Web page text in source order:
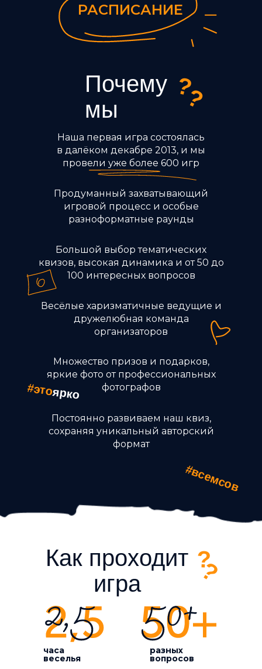
Почему
мы
?
Большой выбор тематических
квизов, высокая динамика и от 50 до
100 интересных вопросов
Постоянно развиваем наш квиз,
сохраняя уникальный авторский
формат
Продуманный захватывающий
игровой процесс и особые
разноформатные раунды
Наша первая игра состоялась
в далёком декабре 2013, и мы
провели уже более 600 игр
Множество призов и подарков,
яркие фото от профессиональных
фотографов
Весёлые харизматичные ведущие и
дружелюбная команда
организаторов
?
часа
веселья
разных
вопросов
РАСПИСАНИЕ
Как проходит
игра
?
?
#всемсов
#этоярко